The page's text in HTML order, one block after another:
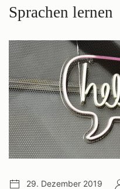
Sprachen lernen
Veröffentlichungsdatum:
29. Dezember 2019